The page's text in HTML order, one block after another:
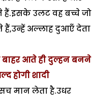
हैं.इसके उलट वह बच्चे जो
हैं,उन्हें अल्लाह दुआएँ देता
बाहर आते ही दुल्हन बनने
होगी शादी
मान लेता है.उधर